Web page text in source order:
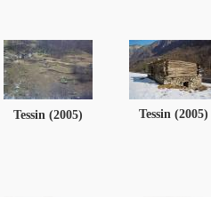
Tessin (2005) Tessin (2005)